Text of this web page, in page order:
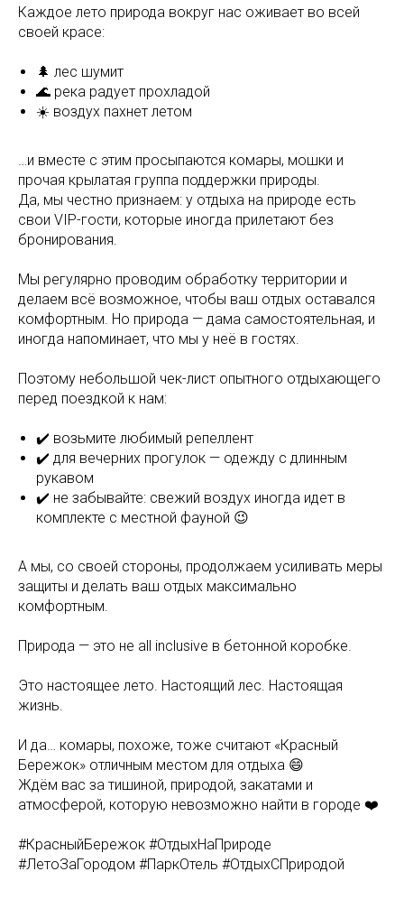
Каждое лето природа вокруг нас оживает во всей
своей красе:
🌲 лес шумит
🌊 река радует прохладой
☀️ воздух пахнет летом
…и вместе с этим просыпаются комары, мошки и
прочая крылатая группа поддержки природы.
Да, мы честно признаем: у отдыха на природе есть
свои VIP-гости, которые иногда прилетают без
бронирования.
Мы регулярно проводим обработку территории и
делаем всё возможное, чтобы ваш отдых оставался
комфортным. Но природа — дама самостоятельная, и
иногда напоминает, что мы у неё в гостях.
Поэтому небольшой чек-лист опытного отдыхающего
перед поездкой к нам:
✔️ возьмите любимый репеллент
✔️ для вечерних прогулок — одежду с длинным
рукавом
✔️ не забывайте: свежий воздух иногда идет в
комплекте с местной фауной 😉
А мы, со своей стороны, продолжаем усиливать меры
защиты и делать ваш отдых максимально
комфортным.
Природа — это не all inclusive в бетонной коробке.
Это настоящее лето. Настоящий лес. Настоящая
жизнь.
И да… комары, похоже, тоже считают «Красный
Бережок» отличным местом для отдыха 😄
Ждём вас за тишиной, природой, закатами и
атмосферой, которую невозможно найти в городе ❤️
#КрасныйБережок #ОтдыхНаПрироде
#ЛетоЗаГородом #ПаркОтель #ОтдыхСПриродой